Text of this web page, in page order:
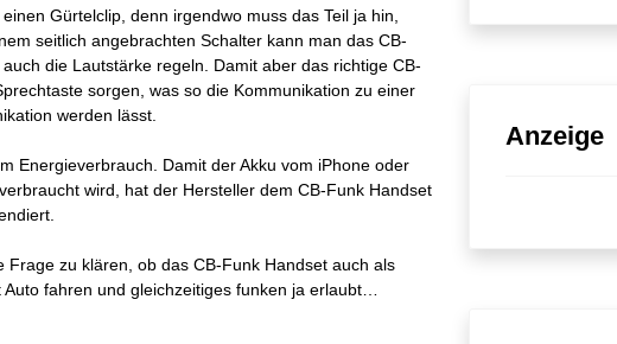
Gürtelclip, denn irgendwo muss das Teil ja hin,
seitlich angebrachten Schalter kann man das CB-
die Lautstärke regeln. Damit aber das richtige CB-
sorgen, was so die Kommunikation zu einer
werden lässt.
Energieverbrauch. Damit der Akku vom iPhone oder
wird, hat der Hersteller dem CB-Funk Handset
zu klären, ob das CB-Funk Handset auch als
fahren und gleichzeitiges funken ja erlaubt…
Anzeige